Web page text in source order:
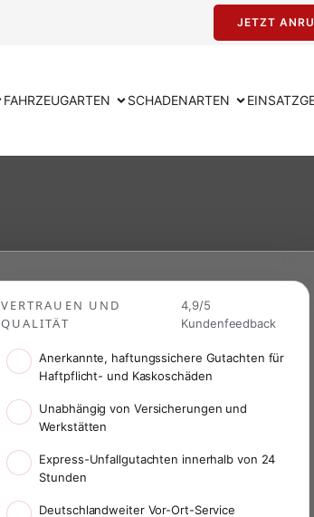
JETZT
FAHRZEUGARTEN SCHADENARTEN
VERTRAUEN UND
QUALITÄT
4,9/5
Kundenfeedback
Anerkannte, haftungssichere Gutachten für
Haftpflicht- und Kaskoschäden
Unabhängig von Versicherungen und
Werkstätten
Express-Unfallgutachten innerhalb von 24
Stunden
Deutschlandweiter Vor-Ort-Service